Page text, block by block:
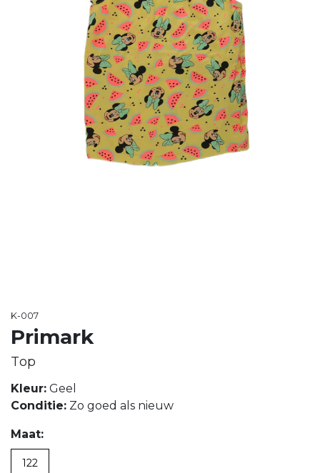
K-007
Primark
Top
Kleur: Geel
Conditie: Zo goed als nieuw
Maat:
122